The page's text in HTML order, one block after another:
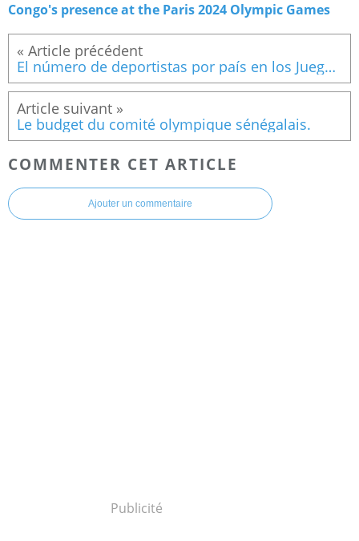
Congo's presence at the Paris 2024 Olympic Games
El número de deportistas por país en los Juegos Paralímpicos París 2024.
Le budget du comité olympique sénégalais.
COMMENTER CET ARTICLE
Ajouter un commentaire
Publicité